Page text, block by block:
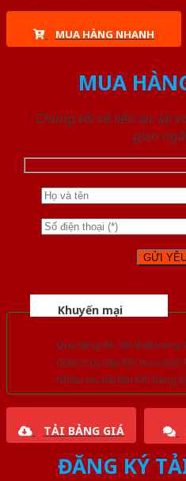
MUA HÀNG NHANH
MUA
Chúng tôi sẽ liên lạc lại
gian
Khuyến mại
Quà tặng đồ nội thất trang
Giảm trực tiếp khi mua đơn
Nhiều ưu đãi lớn khi đăng
TẢI BẢNG GIÁ
ĐĂNG KÝ